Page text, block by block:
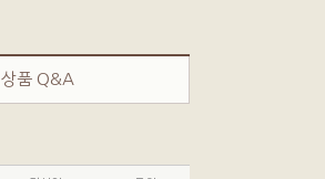
상품 Q&A